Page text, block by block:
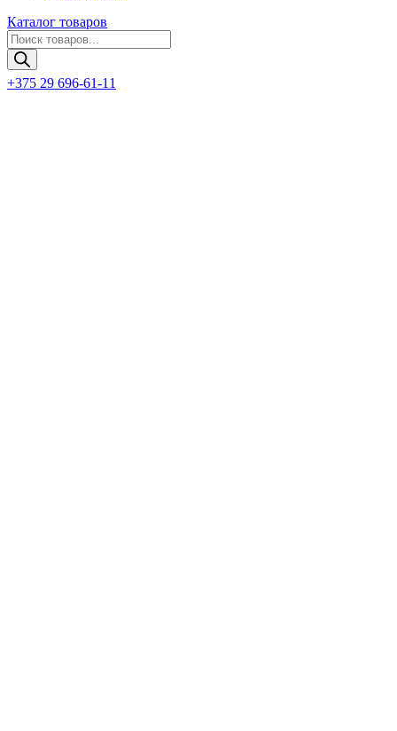
Каталог товаров
Поиск
товаров
+375 29 696-61-11